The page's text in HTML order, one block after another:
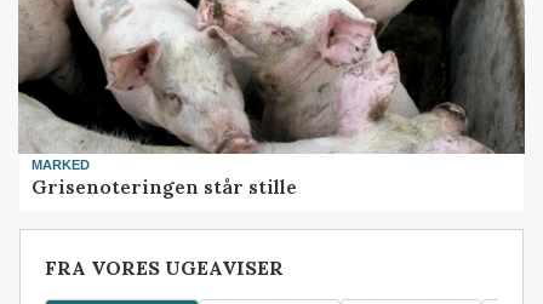
MARKED
Grisenoteringen står stille
FRA VORES UGEAVISER